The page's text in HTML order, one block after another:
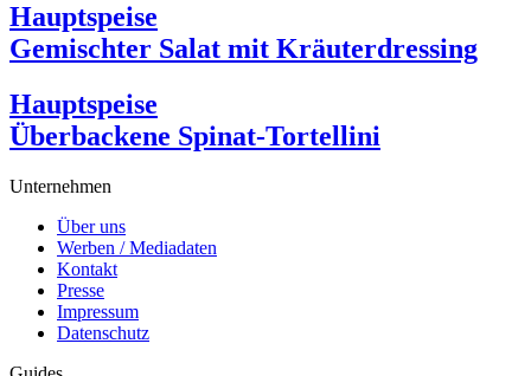
Hauptspeise
Gemischter Salat mit Kräuterdressing
Hauptspeise
Überbackene Spinat-Tortellini
Unternehmen
Über uns
Werben / Mediadaten
Kontakt
Presse
Impressum
Datenschutz